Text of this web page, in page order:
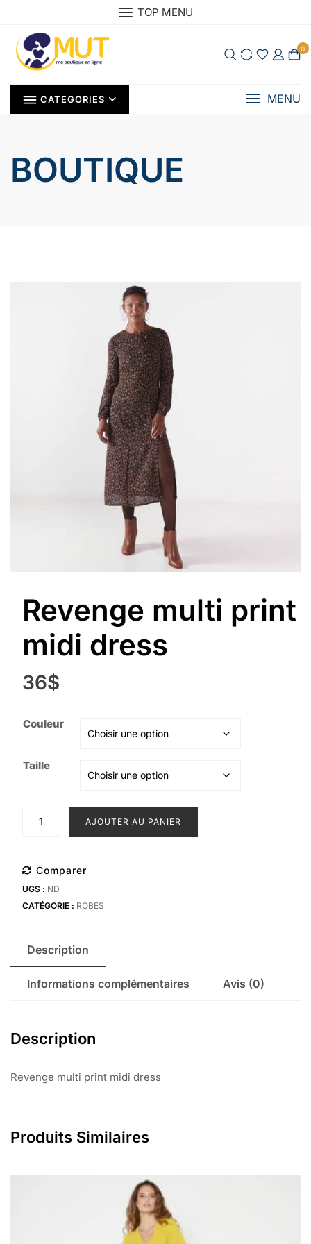
content
TOP MENU
0
CATEGORIES MENU
BOUTIQUE
Revenge multi print
midi dress
36$
Couleur
Taille
multi
midi
AJOUTER AU PANIER
Comparer
UGS : ND
CATÉGORIE : ROBES
Description
Informations complémentaires Avis (0)
Description
Revenge multi print midi dress
Produits Similaires